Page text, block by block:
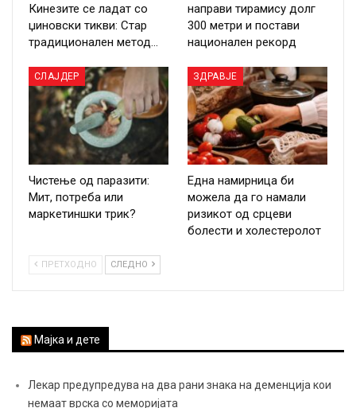
Кинезите се ладат со
џиновски тикви: Стар
традиционален метод…
направи тирамису долг
300 метри и постави
национален рекорд
СЛАЈДЕР
Чистење од паразити:
Мит, потреба или
маркетиншки трик?
ЗДРАВЈЕ
Една намирница би
можела да го намали
ризикот од срцеви
болести и холестеролот
ПРЕТХОДНО СЛЕДНО
Мајка и дете
Лекар предупредува на два рани знака на деменција кои
немаат врска со меморијата